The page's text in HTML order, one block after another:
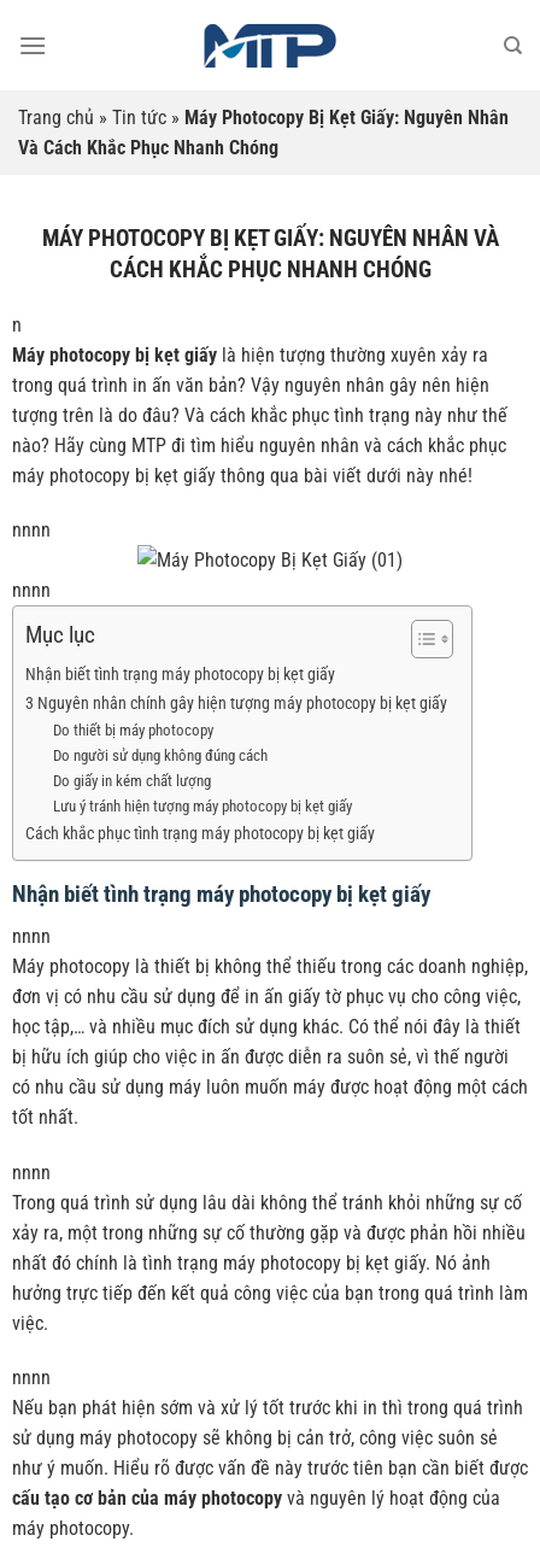
qua
dung
Trang chủ » Tin tức » Máy Photocopy Bị Kẹt Giấy: Nguyên Nhân
Và Cách Khắc Phục Nhanh Chóng
MÁY PHOTOCOPY BỊ KẸT GIẤY: NGUYÊN NHÂN VÀ
CÁCH KHẮC PHỤC NHANH CHÓNG
n
Máy photocopy bị kẹt giấylà hiện tượng thường xuyên xảy ra
trong quá trình in ấn văn bản? Vậy nguyên nhân gây nên hiện
tượng trên là do đâu? Và cách khắc phục tình trạng này như thế
nào? Hãy cùng MTP đi tìm hiểu nguyên nhân và cách khắc phục
máy photocopy bị kẹt giấy thông qua bài viết dưới này nhé!
nnnn
nnnn
Mục lục
Nhận biết tình trạng máy photocopy bị kẹt giấy
3 Nguyên nhân chính gây hiện tượng máy photocopy bị kẹt giấy
Do thiết bị máy photocopy
Do người sử dụng không đúng cách
Do giấy in kém chất lượng
Lưu ý tránh hiện tượng máy photocopy bị kẹt giấy
Cách khắc phục tình trạng máy photocopy bị kẹt giấy
Nhận biết tình trạng máy photocopy bị kẹt giấy
nnnn
Máy photocopy là thiết bị không thể thiếu trong các doanh nghiệp,
đơn vị có nhu cầu sử dụng để in ấn giấy tờ phục vụ cho công việc,
học tập,… và nhiều mục đích sử dụng khác. Có thể nói đây là thiết
bị hữu ích giúp cho việc in ấn được diễn ra suôn sẻ, vì thế người
có nhu cầu sử dụng máy luôn muốn máy được hoạt động một cách
tốt nhất.
nnnn
Trong quá trình sử dụng lâu dài không thể tránh khỏi những sự cố
xảy ra, một trong những sự cố thường gặp và được phản hồi nhiều
nhất đó chính là tình trạng máy photocopy bị kẹt giấy. Nó ảnh
hưởng trực tiếp đến kết quả công việc của bạn trong quá trình làm
việc.
nnnn
Nếu bạn phát hiện sớm và xử lý tốt trước khi in thì trong quá trình
sử dụng máy photocopy sẽ không bị cản trở, công việc suôn sẻ
như ý muốn. Hiểu rõ được vấn đề này trước tiên bạn cần biết được
cấu tạo cơ bản của máy photocopyvà nguyên lý hoạt động của
máy photocopy.